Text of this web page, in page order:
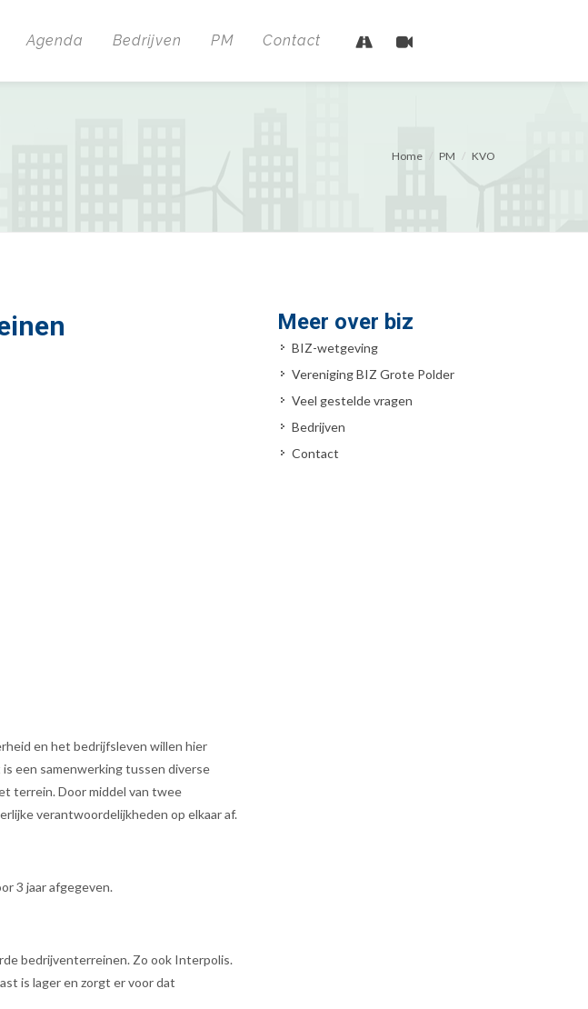
Agenda Bedrijven PM Contact
Home PM KVO
en het bedrijfsleven willen hier
een samenwerking tussen diverse
terrein. Door middel van twee
verantwoordelijkheden op elkaar af.
3 jaar afgegeven.
bedrijventerreinen. Zo ook Interpolis.
is lager en zorgt er voor dat
Meer over biz
BIZ-wetgeving
Vereniging BIZ Grote Polder
Veel gestelde vragen
Bedrijven
Contact